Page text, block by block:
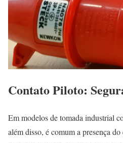
Contato Piloto:
Em modelos de tomada industrial
além disso, é comum a presença